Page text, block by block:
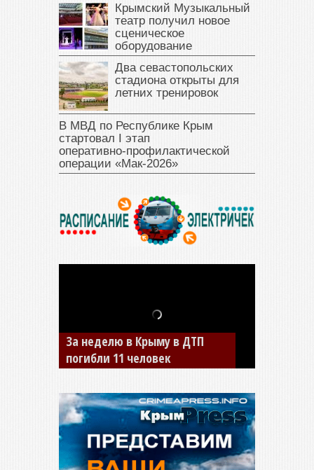
Крымский Музыкальный
театр получил новое
сценическое
оборудование
Два севастопольских
стадиона открыты для
летних тренировок
В МВД по Республике Крым
стартовал I этап
оперативно‑профилактической
операции «Мак‑2026»
За неделю в Крыму в ДТП
погибли 11 человек